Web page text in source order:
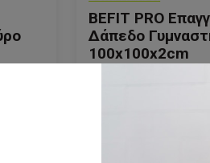
BEFIT PRO
Δάπεδο
100x100x2cm